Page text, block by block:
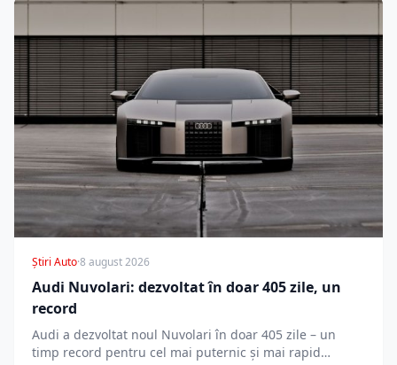
Știri Auto·8 august 2026
Audi Nuvolari: dezvoltat în doar 405 zile, un
record
Audi a dezvoltat noul Nuvolari în doar 405 zile – un
timp record pentru cel mai puternic și mai rapid…